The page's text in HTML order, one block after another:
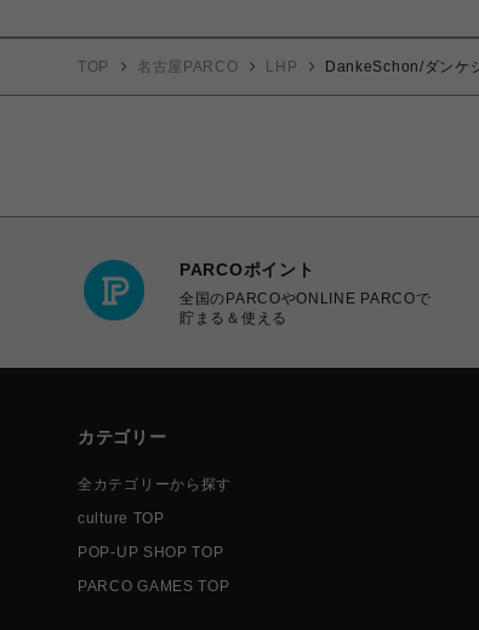
TOP 名古屋PARCO LHP DankeSchon/ダンケ
PARCOポイント
全国のPARCOやONLINE PARCOで
貯まる＆使える
カテゴリー
全カテゴリーから探す
culture TOP
POP-UP SHOP TOP
PARCO GAMES TOP